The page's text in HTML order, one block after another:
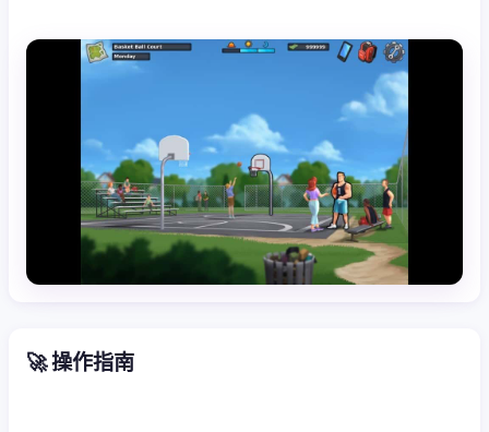
🚀 操作指南